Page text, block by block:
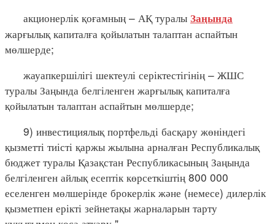
акционерлік қоғамның – АҚ туралы Заңында
жарғылық капиталға қойылатын талаптан аспайтын
мөлшерде;
жауапкершілігі шектеулі серіктестігінің – ЖШС
туралы Заңында белгіленген жарғылық капиталға
қойылатын талаптан аспайтын мөлшерде;
9) инвестициялық портфельді басқару жөніндегі
қызметті тиісті қаржы жылына арналған Республикалық
бюджет туралы Қазақстан Республикасының Заңында
белгіленген айлық есептік көрсеткіштің 800 000
еселенген мөлшерінде брокерлік және (немесе) дилерлік
қызметпен ерікті зейнетақы жарналарын тарту